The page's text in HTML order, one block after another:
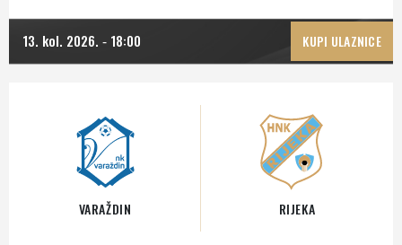
13. kol. 2026. - 18:00 KUPI ULAZNICE
VARAŽDIN RIJEKA